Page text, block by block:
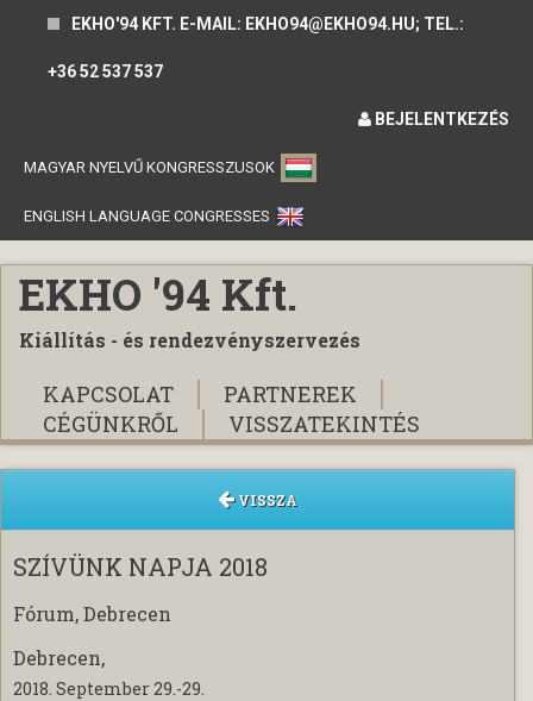
EKHO'94 KFT. E-MAIL: EKHO94@EKHO94.HU; TEL.:
+36 52 537 537
BEJELENTKEZÉS
MAGYAR NYELVŰ KONGRESSZUSOK
ENGLISH LANGUAGE CONGRESSES
EKHO '94 Kft.
Kiállítás - és rendezvényszervezés
KAPCSOLAT
PARTNEREK
CÉGÜNKRŐL
VISSZATEKINTÉS
VISSZA
SZÍVÜNK NAPJA 2018
Fórum, Debrecen
Debrecen,
2018. September 29.-29.